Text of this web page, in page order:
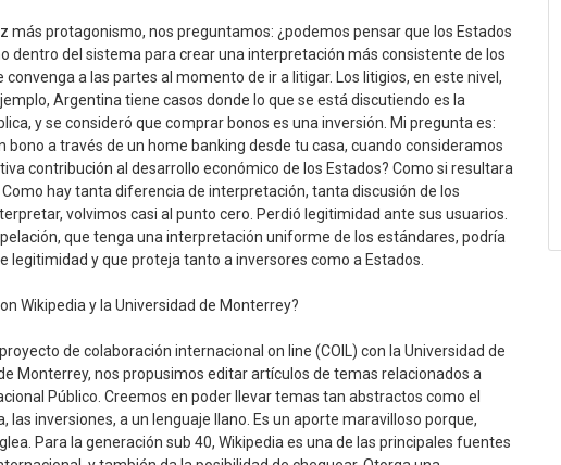
más protagonismo, nos preguntamos: ¿podemos pensar que los Estados
dentro del sistema para crear una interpretación más consistente de los
a las partes al momento de ir a litigar. Los litigios, en este nivel,
Argentina tiene casos donde lo que se está discutiendo es la
y se consideró que comprar bonos es una inversión. Mi pregunta es:
bono a través de un home banking desde tu casa, cuando consideramos
contribución al desarrollo económico de los Estados? Como si resultara
hay tanta diferencia de interpretación, tanta discusión de los
volvimos casi al punto cero. Perdió legitimidad ante sus usuarios.
que tenga una interpretación uniforme de los estándares, podría
legitimidad y que proteja tanto a inversores como a Estados.
Wikipedia y la Universidad de Monterrey?
de colaboración internacional on line (COIL) con la Universidad de
Monterrey, nos propusimos editar artículos de temas relacionados a
Público. Creemos en poder llevar temas tan abstractos como el
las inversiones, a un lenguaje llano. Es un aporte maravilloso porque,
Para la generación sub 40, Wikipedia es una de las principales fuentes